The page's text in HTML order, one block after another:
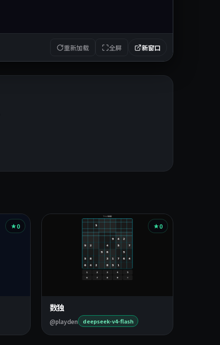
重新加载 全屏 新窗口
0 0
数独
@playden deepseek-v4-flash